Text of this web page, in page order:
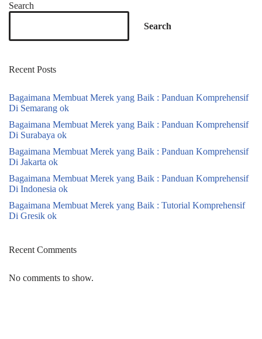
Search
Search
Recent Posts
Bagaimana Membuat Merek yang Baik : Panduan Komprehensif
Di Semarang ok
Bagaimana Membuat Merek yang Baik : Panduan Komprehensif
Di Surabaya ok
Bagaimana Membuat Merek yang Baik : Panduan Komprehensif
Di Jakarta ok
Bagaimana Membuat Merek yang Baik : Panduan Komprehensif
Di Indonesia ok
Bagaimana Membuat Merek yang Baik : Tutorial Komprehensif
Di Gresik ok
Recent Comments
No comments to show.